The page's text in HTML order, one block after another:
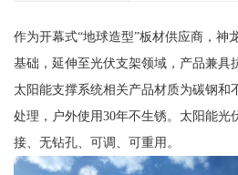
作为开幕式“地球造型”板材供应商，神
基础，延伸至光伏支架领域，产品兼具
太阳能支撑系统相关产品材质为碳钢和
处理，户外使用30年不生锈。太阳能光
接、无钻孔、可调、可重用。